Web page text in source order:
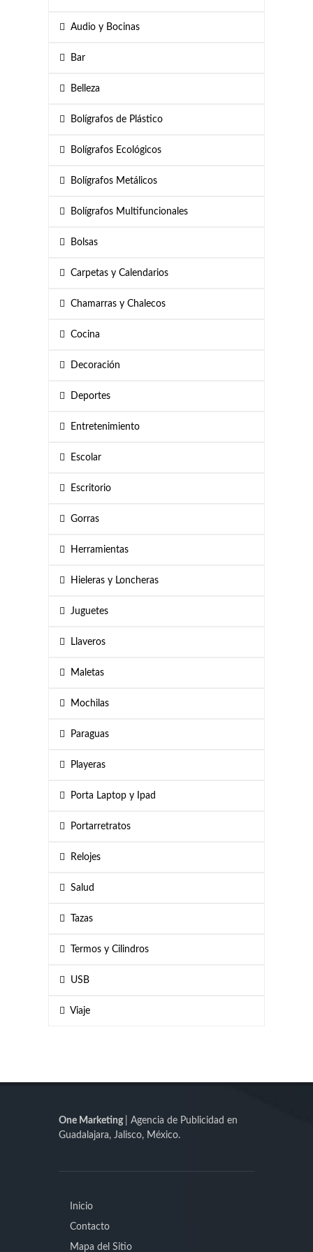
Audio y Bocinas
Bar
Belleza
Bolígrafos de Plástico
Bolígrafos Ecológicos
Bolígrafos Metálicos
Bolígrafos Multifuncionales
Bolsas
Carpetas y Calendarios
Chamarras y Chalecos
Cocina
Decoración
Deportes
Entretenimiento
Escolar
Escritorio
Gorras
Herramientas
Hieleras y Loncheras
Juguetes
Llaveros
Maletas
Mochilas
Paraguas
Playeras
Porta Laptop y Ipad
Portarretratos
Relojes
Salud
Tazas
Termos y Cilindros
USB
Viaje
One Marketing
| Agencia de Publicidad en
Guadalajara, Jalisco, México.
Inicio
Contacto
Mapa del Sitio